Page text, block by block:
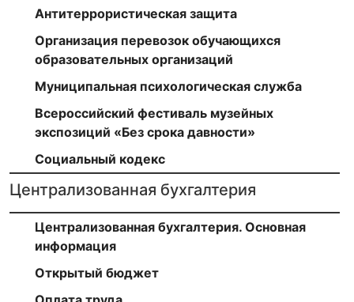
Антитеррористическая защита
Организация перевозок обучающихся
образовательных организаций
Муниципальная психологическая служба
Всероссийский фестиваль музейных
экспозиций «Без срока давности»
Социальный кодекс
Централизованная бухгалтерия
Централизованная бухгалтерия. Основная
информация
Открытый бюджет